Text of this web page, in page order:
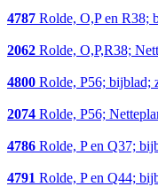
4787 Rolde, O,P en R38;
2062 Rolde, O,P,R38;
4800 Rolde, P56; bijblad;
2074 Rolde, P56;
4786 Rolde, P en Q37;
4791 Rolde, P en Q44;